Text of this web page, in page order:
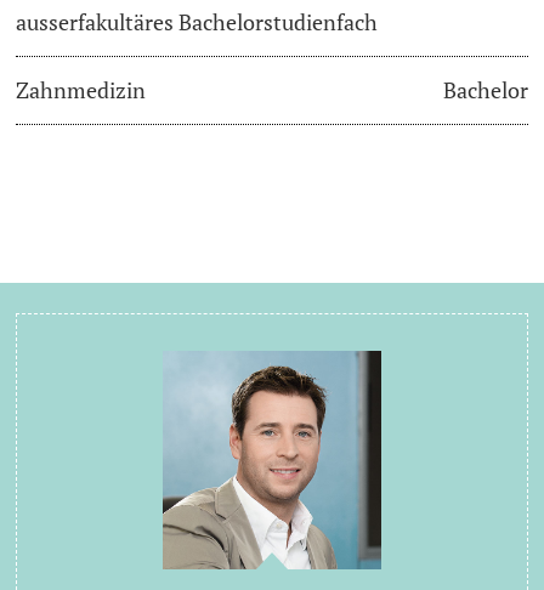
ausserfakultäres Bachelorstudienfach
Zahnmedizin Bachelor